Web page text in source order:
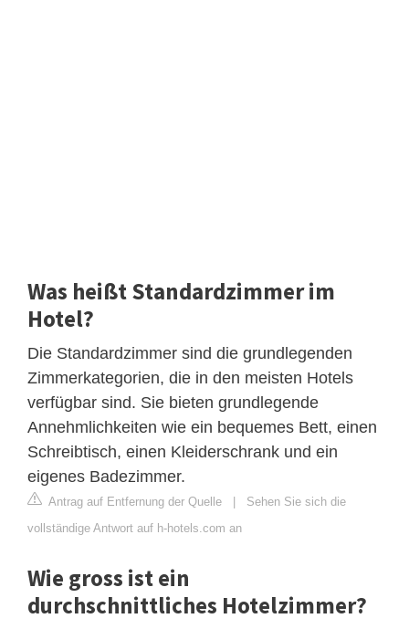
Was heißt Standardzimmer im
Hotel?
Die Standardzimmer sind die grundlegenden
Zimmerkategorien, die in den meisten Hotels
verfügbar sind. Sie bieten grundlegende
Annehmlichkeiten wie ein bequemes Bett, einen
Schreibtisch, einen Kleiderschrank und ein
eigenes Badezimmer.
Antrag auf Entfernung der Quelle | Sehen Sie sich die
vollständige Antwort auf h-hotels.com an
Wie gross ist ein
durchschnittliches Hotelzimmer?